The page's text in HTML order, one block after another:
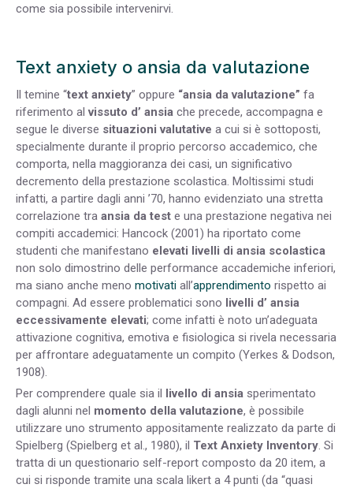
come sia possibile intervenirvi.
Text anxiety o ansia da valutazione
Il temine “text anxiety” oppure “ansia da valutazione” fa
riferimento al vissuto d’ ansia che precede, accompagna e
segue le diverse situazioni valutative a cui si è sottoposti,
specialmente durante il proprio percorso accademico, che
comporta, nella maggioranza dei casi, un significativo
decremento della prestazione scolastica. Moltissimi studi
infatti, a partire dagli anni ’70, hanno evidenziato una stretta
correlazione tra ansia da test e una prestazione negativa nei
compiti accademici: Hancock (2001) ha riportato come
studenti che manifestano elevati livelli di ansia scolastica
non solo dimostrino delle performance accademiche inferiori,
ma siano anche meno motivati all’apprendimento rispetto ai
compagni. Ad essere problematici sono livelli d’ ansia
eccessivamente elevati; come infatti è noto un’adeguata
attivazione cognitiva, emotiva e fisiologica si rivela necessaria
per affrontare adeguatamente un compito (Yerkes & Dodson,
1908).
Per comprendere quale sia il livello di ansia sperimentato
dagli alunni nel momento della valutazione, è possibile
utilizzare uno strumento appositamente realizzato da parte di
Spielberg (Spielberg et al., 1980), il Text Anxiety Inventory . Si
tratta di un questionario self-report composto da 20 item, a
cui si risponde tramite una scala likert a 4 punti (da “quasi